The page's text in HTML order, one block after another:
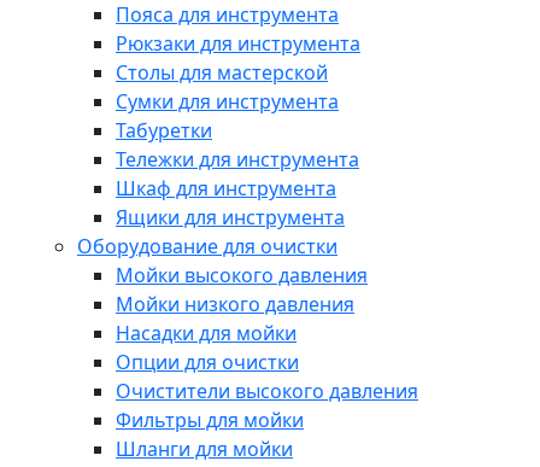
Пояса для инструмента
Рюкзаки для инструмента
Столы для мастерской
Сумки для инструмента
Табуретки
Тележки для инструмента
Шкаф для инструмента
Ящики для инструмента
Оборудование для очистки
Мойки высокого давления
Мойки низкого давления
Насадки для мойки
Опции для очистки
Очистители высокого давления
Фильтры для мойки
Шланги для мойки